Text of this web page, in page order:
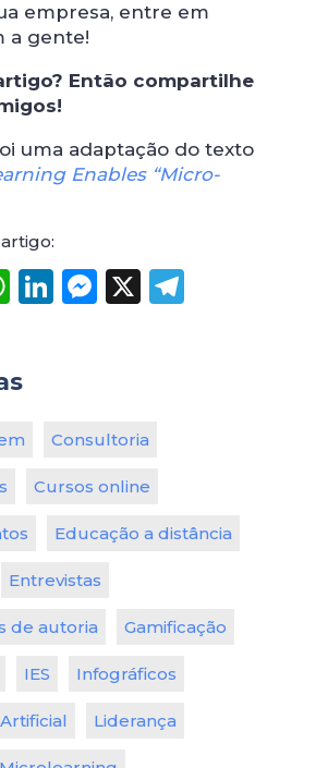
empresa, entre em
a gente!
Então compartilhe
uma adaptação do texto
Enables “Micro-
WhatsApp
LinkedIn
Messenger
X
Consultoria
Cursos online
Educação a distância
Entrevistas
de autoria Gamificação
IES Infográficos
Liderança